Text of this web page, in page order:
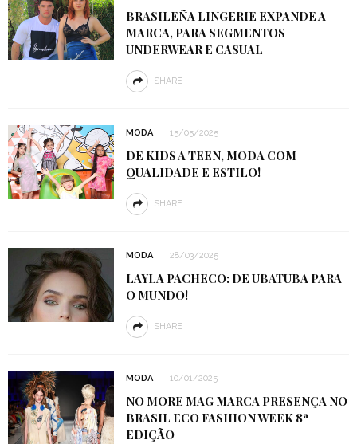
BRASILEÑA LINGERIE EXPANDE A
MARCA, PARA SEGMENTOS
UNDERWEAR E CASUAL
SHARE
MODA 15/05/2025
DE KIDS A TEEN, MODA COM
QUALIDADE E ESTILO!
SHARE
MODA 28/03/2025
LAYLA PACHECO: DE UBATUBA PARA
O MUNDO!
SHARE
MODA 10/01/2025
NO MORE MAG MARCA PRESENÇA NO
BRASIL ECO FASHION WEEK 8ª
EDIÇÃO